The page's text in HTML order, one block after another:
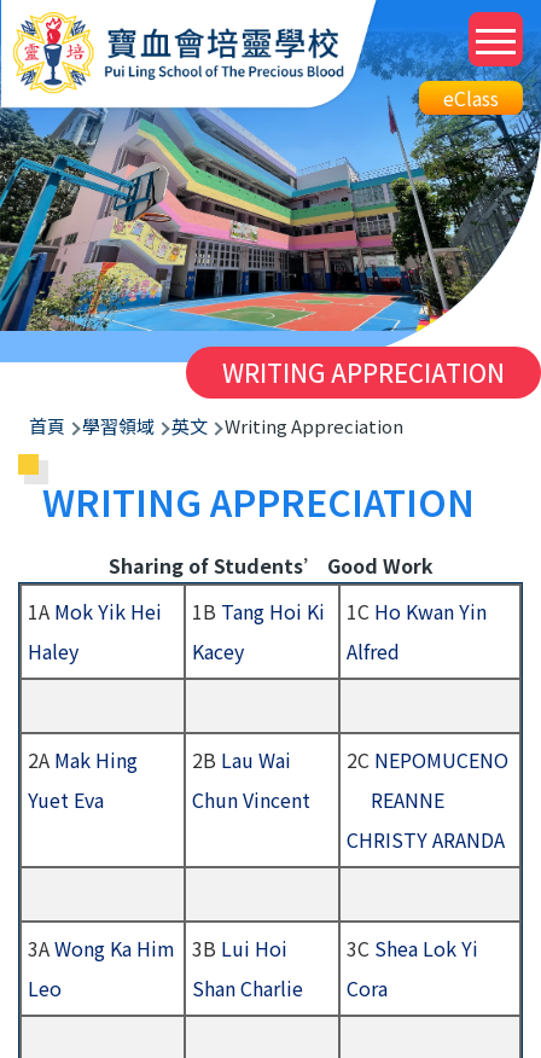
移至主內容
Top
eClass
Btn
eClass
WRITING APPRECIATION
導
航
連
首頁 學習領域 英文 Writing Appreciation
WRITING APPRECIATION
Sharing of Students’ Good Work
1A Mok Yik Hei
Haley
1B Tang Hoi Ki
Kacey
1C Ho Kwan Yin
Alfred
2A Mak Hing
Yuet Eva
2B Lau Wai
Chun Vincent
2C NEPOMUCENO
REANNE
CHRISTY ARANDA
3AWong Ka Him
Leo
3B Lui Hoi
Shan Charlie
3C Shea Lok Yi
Cora